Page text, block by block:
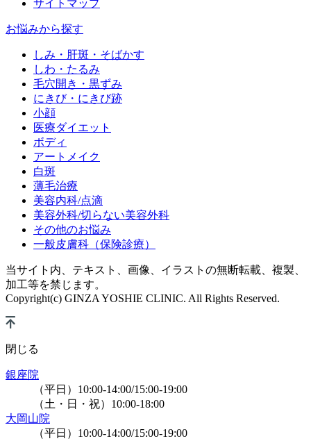
サイトマップ
お悩みから探す
しみ・肝斑・そばかす
しわ・たるみ
毛穴開き・黒ずみ
にきび・にきび跡
小顔
医療ダイエット
ボディ
アートメイク
白斑
薄毛治療
美容内科/点滴
美容外科/切らない美容外科
その他のお悩み
一般皮膚科（保険診療）
当サイト内、テキスト、画像、イラストの無断転載、複製、
加工等を禁じます。
Copyright(c) GINZA YOSHIE CLINIC. All Rights Reserved.
閉じる
銀座院
（平日）10:00-14:00/15:00-19:00
（土・日・祝）10:00-18:00
大岡山院
（平日）10:00-14:00/15:00-19:00